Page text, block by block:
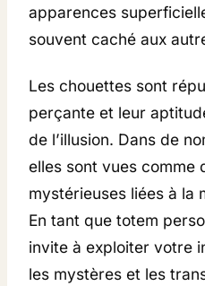
apparences
souvent caché aux
Les chouettes sont
perçante et leur
de l’illusion. Dans de
elles sont vues comme
mystérieuses liées à la
En tant que totem
invite à exploiter votre
les mystères et les